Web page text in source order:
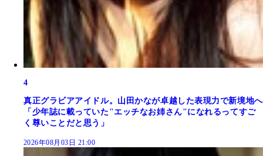
4
真正グラビアアイドル。山田かなが卓越した表現力で新境地へ
「少年誌に載っていた"エッチなお姉さん"になれるってすご
く尊いことだと思う」
2026年08月03日 21:00